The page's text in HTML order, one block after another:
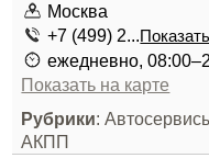
Москва
+7 (499) 2...
ежедневно,
Показать на карте
Рубрики:
АКПП